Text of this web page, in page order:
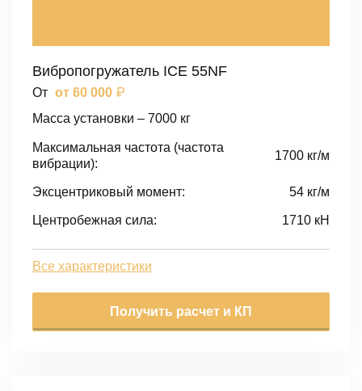
Вибропогружатель ICE 55NF
От от 60 000 ₽
Масса установки – 7000 кг
Максимальная частота (частота
вибрации):
1700 кг/м
Эксцентриковый момент: 54 кг/м
Центробежная сила: 1710 кН
Все характеристики
Получить расчет и КП